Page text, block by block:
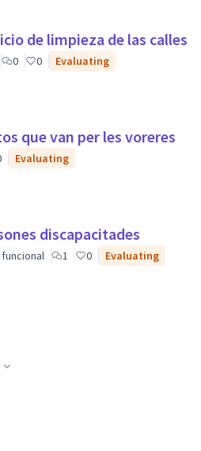
de limpieza de las calles
0 0 Evaluating
que van per les voreres
Evaluating
discapacitades
1 0 Evaluating